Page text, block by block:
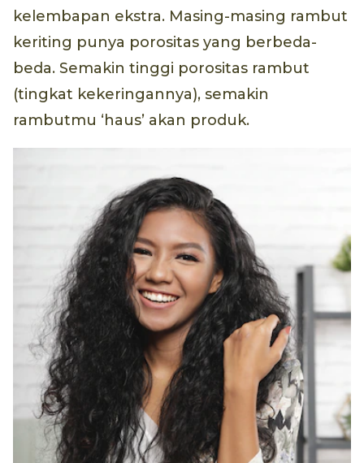
kelembapan ekstra. Masing-masing rambut
keriting punya porositas yang berbeda-
beda. Semakin tinggi porositas rambut
(tingkat kekeringannya), semakin
rambutmu ‘haus’ akan produk.